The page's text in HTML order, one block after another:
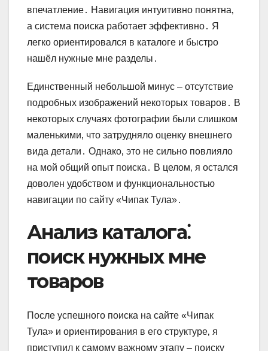
впечатление․ Навигация интуитивно понятна‚
а система поиска работает эффективно․ Я
легко ориентировался в каталоге и быстро
нашёл нужные мне разделы․
Единственный небольшой минус – отсутствие
подробных изображений некоторых товаров․ В
некоторых случаях фотографии были слишком
маленькими‚ что затрудняло оценку внешнего
вида детали․ Однако‚ это не сильно повлияло
на мой общий опыт поиска․ В целом‚ я остался
доволен удобством и функциональностью
навигации по сайту «Чипак Тула»․
Анализ каталога⁚
поиск нужных мне
товаров
После успешного поиска на сайте «Чипак
Тула» и ориентирования в его структуре‚ я
приступил к самому важному этапу – поиску